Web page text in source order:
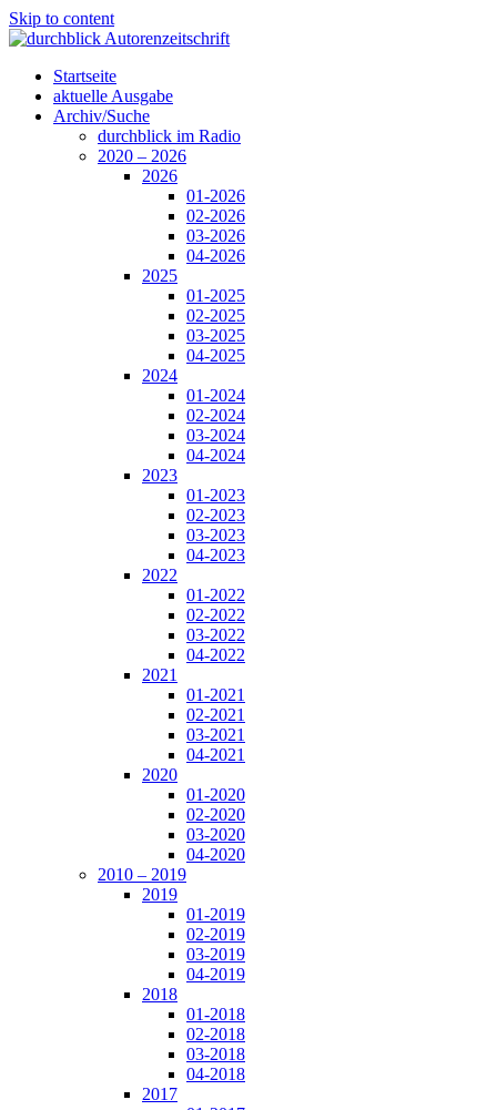
Skip to content
Startseite
aktuelle Ausgabe
Archiv/Suche
durchblick im Radio
2020 – 2026
2026
01-2026
02-2026
03-2026
04-2026
2025
01-2025
02-2025
03-2025
04-2025
2024
01-2024
02-2024
03-2024
04-2024
2023
01-2023
02-2023
03-2023
04-2023
2022
01-2022
02-2022
03-2022
04-2022
2021
01-2021
02-2021
03-2021
04-2021
2020
01-2020
02-2020
03-2020
04-2020
2010 – 2019
2019
01-2019
02-2019
03-2019
04-2019
2018
01-2018
02-2018
03-2018
04-2018
2017